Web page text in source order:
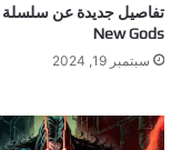
New Gods
سبتمبر 19, 2024